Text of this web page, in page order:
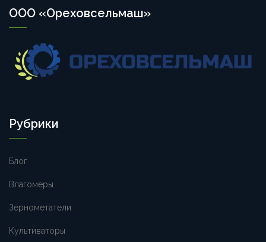
ООО «Ореховсельмаш»
Рубрики
Блог
Влагомеры
Зернометатели
Культиваторы